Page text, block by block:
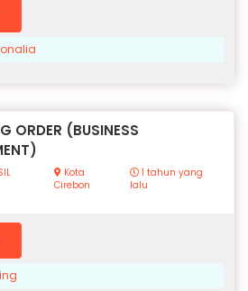
ORDER (BUSINESS
Kota
Cirebon
1 tahun yang
lalu